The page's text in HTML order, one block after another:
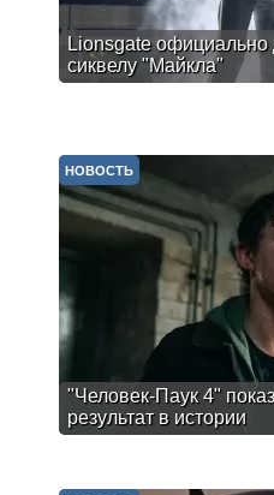
Lionsgate официально
сиквелу "Майкла"
"Человек-Паук 4"
результат в истории
НОВОСТЬ